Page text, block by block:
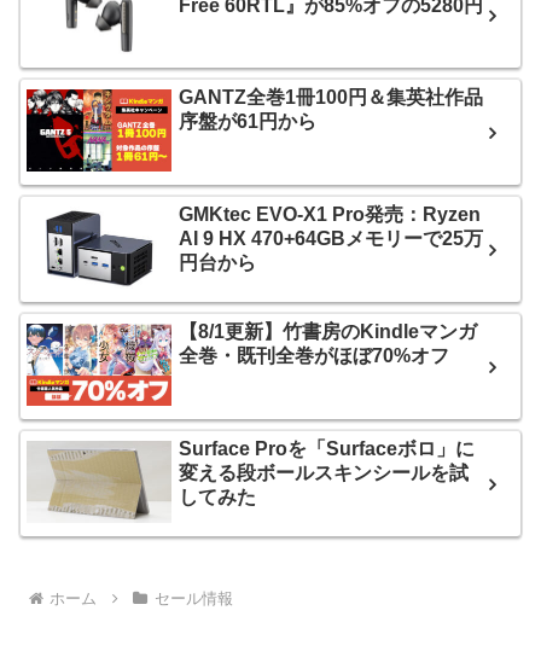
Free 60RTL』が85%オフの5280円
GANTZ全巻1冊100円＆集英社作品
序盤が61円から
GMKtec EVO-X1 Pro発売：Ryzen
AI 9 HX 470+64GBメモリーで25万
円台から
【8/1更新】竹書房のKindleマンガ
全巻・既刊全巻がほぼ70%オフ
Surface Proを「Surfaceボロ」に
変える段ボールスキンシールを試
してみた
ホーム セール情報